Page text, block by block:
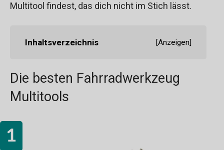
Multitool findest, das dich nicht im Stich lässt.
Inhaltsverzeichnis [Anzeigen
Die besten Fahrradwerkzeug
Multitools